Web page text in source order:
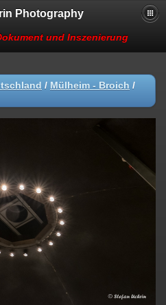
Photography
und Inszenierung
/ Mülheim - Broich /